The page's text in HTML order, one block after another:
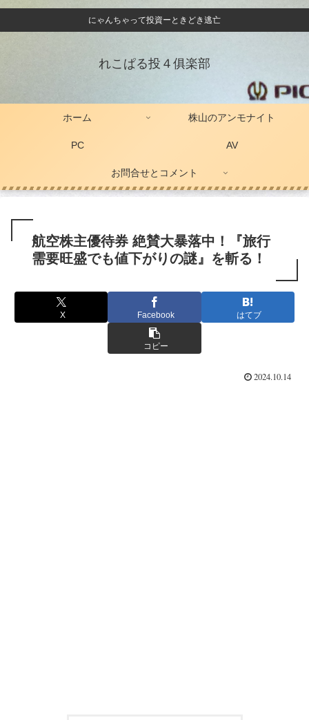
にゃんちゃって投資ーときどき逃亡
れこぱる投４俱楽部
ホーム 株山のアンモナイト
PC AV
お問合せとコメント
航空株主優待券 絶賛大暴落中！『旅行
需要旺盛でも値下がりの謎』を斬る！
X Facebook はてブ
コピー
2024.10.14